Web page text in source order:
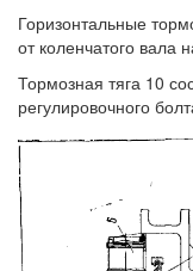
Горизонтальные
от коленчатого вала
Тормозная тяга 10
регулировочного